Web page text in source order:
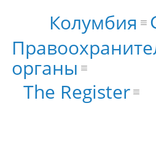
органы
Колумбия
The Register